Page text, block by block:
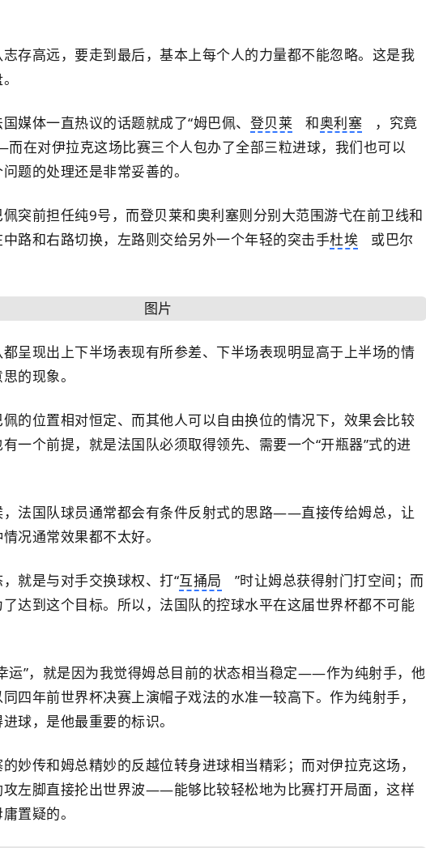
存高远，要走到最后，基本上每个人的力量都不能忽略。这是我
媒体一直热议的话题就成了“姆巴佩、 登贝莱 和奥利塞
，究竟
在对伊拉克这场比赛三个人包办了全部三粒进球，我们也可以
题的处理还是非常妥善的。
突前担任纯9号，而登贝莱和奥利塞则分别大范围游弋在前卫线和
路和右路切换，左路则交给另外一个年轻的突击手杜埃
或巴尔
呈现出上下半场表现有所参差、下半场表现明显高于上半场的情
的现象。
的位置相对恒定、而其他人可以自由换位的情况下，效果会比较
一个前提，就是法国队必须取得领先、需要一个“开瓶器”式的进
，法国队球员通常都会有条件反射式的思路——直接传给姆总，让
况通常效果都不太好。
就是与对手交换球权、打“互捅局
”时让姆总获得射门打空间；而
达到这个目标。所以，法国队的控球水平在这届世界杯都不可能
运”，就是因为我觉得姆总目前的状态相当稳定——作为纯射手，他
四年前世界杯决赛上演帽子戏法的水准一较高下。作为纯射手，
球，是他最重要的标识。
妙传和姆总精妙的反越位转身进球相当精彩；而对伊拉克这场，
攻左脚直接抡出世界波——能够比较轻松地为比赛打开局面，这样
置疑的。